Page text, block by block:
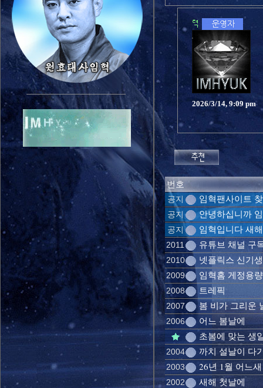
2026/3/14, 9:09 pm
번호
공지 임혁팬사이트
공지 안녕하십니까
공지 임혁입니다 새
2011 유튜브 채널 구
2010 넷플릭스 신기
2009 임혁홈 게정용량
2008 트레픽
2007 봄 비가 그리운
2006
어느 봄날에
초봄에 맞는 생
2004 까치 설날이 다
2003 26년 1월 어느새
2002 새해 첫날에